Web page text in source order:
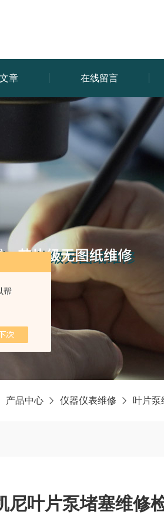
帮
章 在线留言
产品中心 仪器仪表维修 叶片泵
尼叶片泵堵塞维修